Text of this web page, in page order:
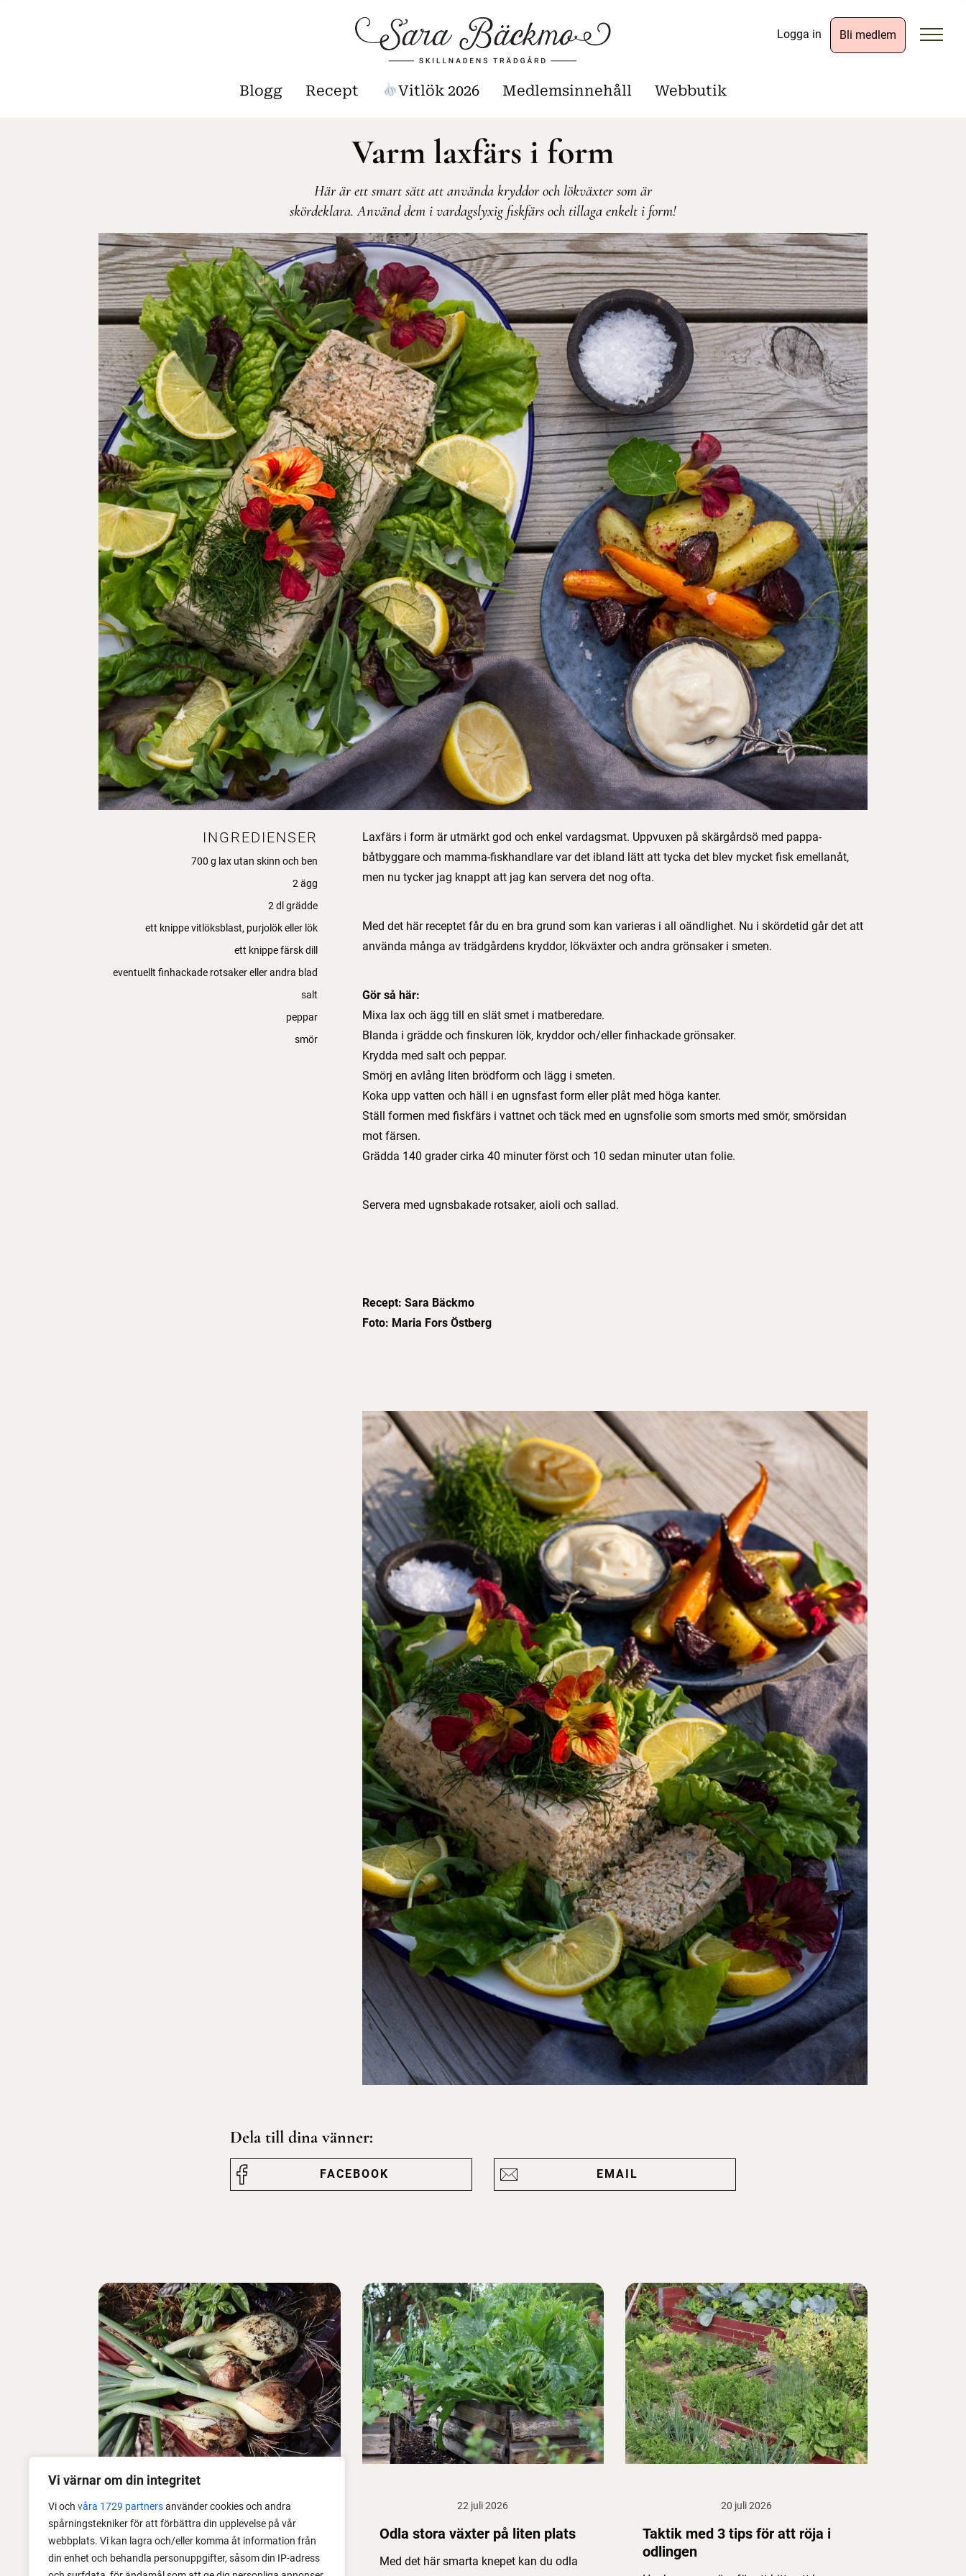
Vi värnar om din integritet
Vi och våra 1729 partnersanvänder cookies och andra
spårningstekniker för att förbättra din upplevelse på vår
webbplats. Vi kan lagra och/eller komma åt information från
din enhet och behandla personuppgifter, såsom din IP-adress
Logga in Bli medlem
Blogg Recept Vitlök 2026 Medlemsinnehåll Webbutik
Varm laxfärs i form
Här är ett smart sätt att använda kryddor och lökväxter som är
skördeklara. Använd dem i vardagslyxig fiskfärs och tillaga enkelt i form!
INGREDIENSER
700 g lax utan skinn och ben
2 ägg
2 dl grädde
ett knippe vitlöksblast, purjolök eller lök
ett knippe färsk dill
eventuellt finhackade rotsaker eller andra blad
salt
peppar
smör
Laxfärs i form är utmärkt god och enkel vardagsmat. Uppvuxen på skärgårdsö med pappa-
båtbyggare och mamma-fiskhandlare var det ibland lätt att tycka det blev mycket fisk emellanåt,
men nu tycker jag knappt att jag kan servera det nog ofta.
Med det här receptet får du en bra grund som kan varieras i all oändlighet. Nu i skördetid går det att
använda många av trädgårdens kryddor, lökväxter och andra grönsaker i smeten.
Gör så här:
Mixa lax och ägg till en slät smet i matberedare.
Blanda i grädde och finskuren lök, kryddor och/eller finhackade grönsaker.
Krydda med salt och peppar.
Smörj en avlång liten brödform och lägg i smeten.
Koka upp vatten och häll i en ugnsfast form eller plåt med höga kanter.
Ställ formen med fiskfärs i vattnet och täck med en ugnsfolie som smorts med smör, smörsidan
mot färsen.
Grädda 140 grader cirka 40 minuter först och 10 sedan minuter utan folie.
Servera med ugnsbakade rotsaker, aioli och sallad.
Recept: Sara Bäckmo
Foto: Maria Fors Östberg
Dela till dina vänner:
FACEBOOK EMAIL
28 juli 2026
Odla lök från frö - Stor skörd
Det är lätt att lyckas med lök från frö.
22 juli 2026
Odla stora växter på liten plats
Med det här smarta knepet kan du odla
20 juli 2026
Taktik med 3 tips för att röja i
odlingen